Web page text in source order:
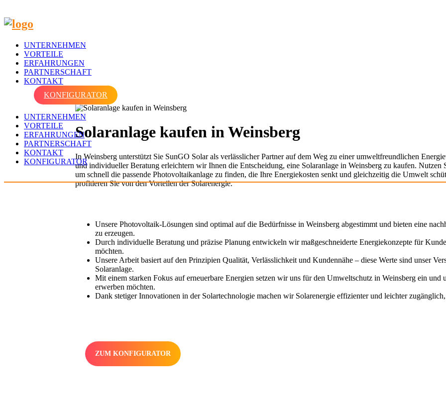
UNTERNEHMEN
VORTEILE
ERFAHRUNGEN
PARTNERSCHAFT
KONTAKT
KONFIGURATOR
UNTERNEHMEN
VORTEILE
ERFAHRUNGEN
PARTNERSCHAFT
KONTAKT
KONFIGURATOR
Solaranlage kaufen in Weinsberg
In Weinsberg unterstützt Sie SunGO Solar als verlässlicher Partner auf dem Weg zu einer umweltfreundlichen
und individueller Beratung erleichtern wir Ihnen die Entscheidung, eine Solaranlage in Weinsberg zu kaufen. Nutzen
um schnell die passende Photovoltaikanlage zu finden, die Ihre Energiekosten senkt und gleichzeitig die Umwelt
profitieren Sie von den Vorteilen der Solarenergie.
Unsere Photovoltaik-Lösungen sind optimal auf die Bedürfnisse in Weinsberg abgestimmt und bieten eine
zu erzeugen.
Durch individuelle Beratung und präzise Planung entwickeln wir maßgeschneiderte Energiekonzepte für
möchten.
Unsere Arbeit basiert auf den Prinzipien Qualität, Verlässlichkeit und Kundennähe – diese Werte sind unser
Solaranlage.
Mit einem starken Fokus auf erneuerbare Energien setzen wir uns für den Umweltschutz in Weinsberg ein und
erwerben möchten.
Dank stetiger Innovationen in der Solartechnologie machen wir Solarenergie effizienter und leichter
ZUM KONFIGURATOR